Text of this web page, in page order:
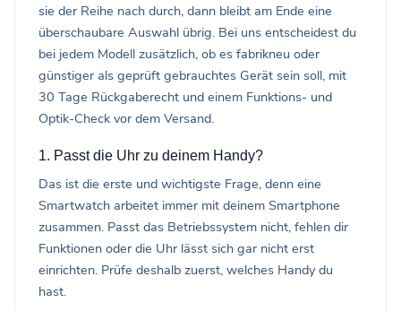
sie der Reihe nach durch, dann bleibt am Ende eine
überschaubare Auswahl übrig. Bei uns entscheidest du
bei jedem Modell zusätzlich, ob es fabrikneu oder
günstiger als geprüft gebrauchtes Gerät sein soll, mit
30 Tage Rückgaberecht und einem Funktions- und
Optik-Check vor dem Versand.
1. Passt die Uhr zu deinem Handy?
Das ist die erste und wichtigste Frage, denn eine
Smartwatch arbeitet immer mit deinem Smartphone
zusammen. Passt das Betriebssystem nicht, fehlen dir
Funktionen oder die Uhr lässt sich gar nicht erst
einrichten. Prüfe deshalb zuerst, welches Handy du
hast.